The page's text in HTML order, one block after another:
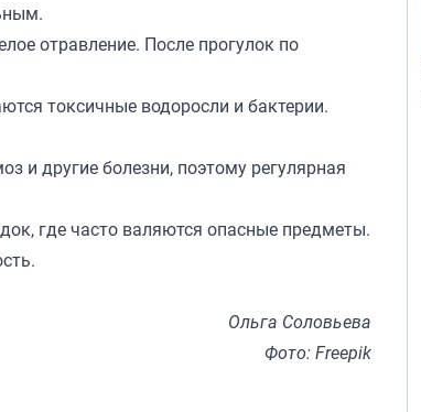
отравление. После прогулок по
токсичные водоросли и бактерии.
и другие болезни, поэтому регулярная
где часто валяются опасные предметы.
Ольга Соловьева
Фото: Freepik